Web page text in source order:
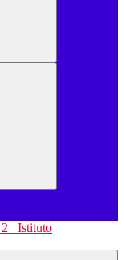
Istituto